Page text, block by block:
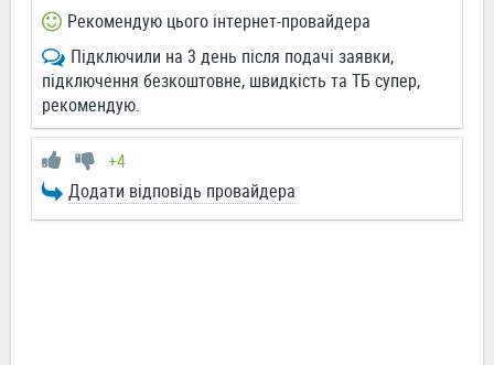
Рекомендую цього інтернет-провайдера
Підключили на 3 день після подачі заявки,
підключення безкоштовне, швидкість та ТБ супер,
рекомендую.
+4
Додати відповідь провайдера